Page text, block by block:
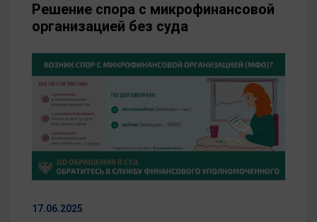
Решение спора с микрофинансовой
организацией без суда
17.06.2025